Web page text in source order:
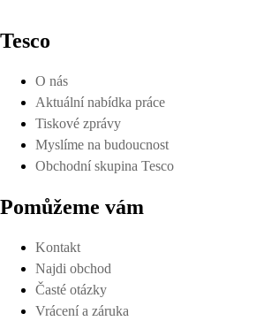
Tesco
O nás
Aktuální nabídka práce
Tiskové zprávy
Myslíme na budoucnost
Obchodní skupina Tesco
Pomůžeme vám
Kontakt
Najdi obchod
Časté otázky
Vrácení a záruka